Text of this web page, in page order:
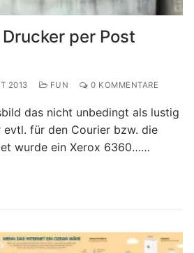
per Post
2013 FUN 0 KOMMENTARE
das nicht unbedingt als lustig
evtl. für den Courier bzw. die
wurde ein Xerox 6360……